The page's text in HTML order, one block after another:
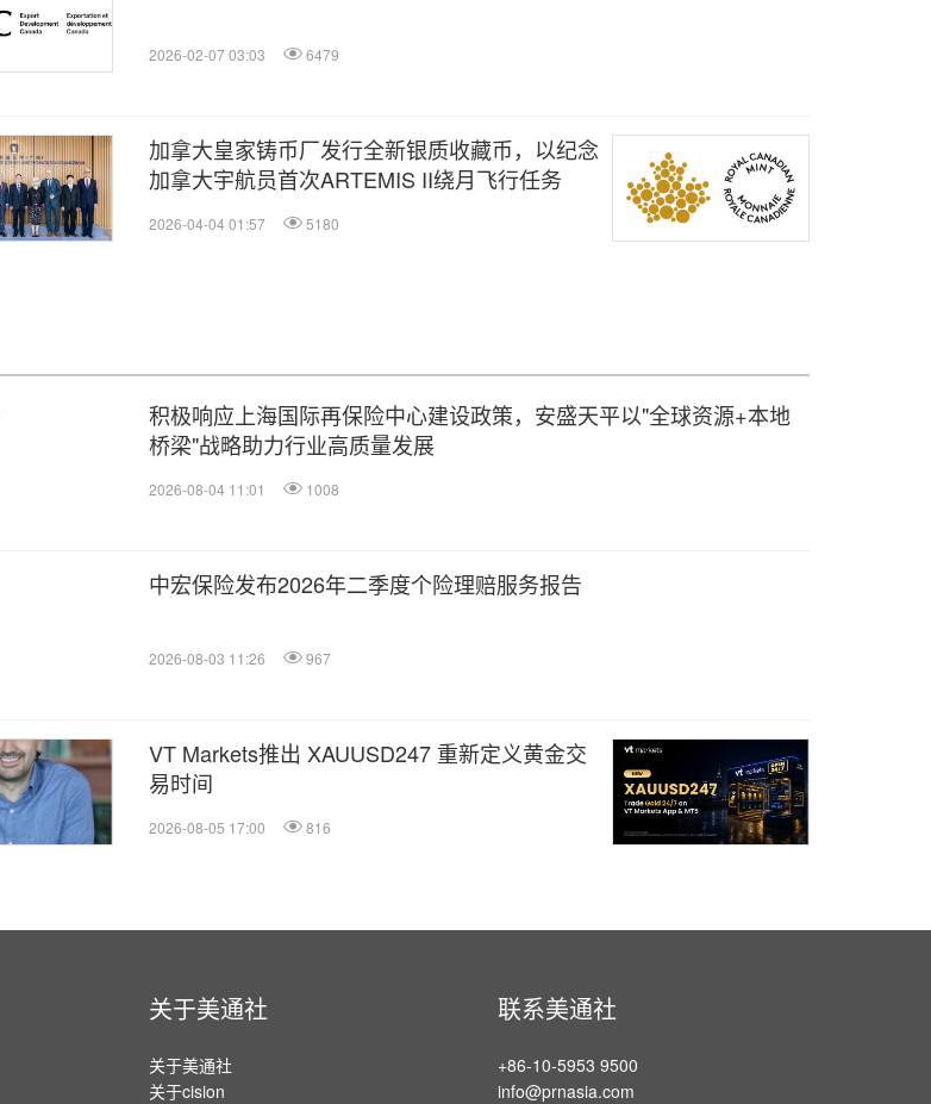
2026-02-07 03:03 6479
加拿大皇家铸币厂发行全新银质收藏币，以纪念
加拿大宇航员首次ARTEMIS II绕月飞行任务
2026-04-04 01:57 5180
积极响应上海国际再保险中心建设政策，安盛天平以"全球资源+本地
桥梁"战略助力行业高质量发展
2026-08-04 11:01 1008
中宏保险发布2026年二季度个险理赔服务报告
2026-08-03 11:26 967
VT Markets推出 XAUUSD247 重新定义黄金交
易时间
2026-08-05 17:00 816
关于美通社
关于美通社
关于cision
联系美通社
+86-10-5953 9500
info@prnasia.com